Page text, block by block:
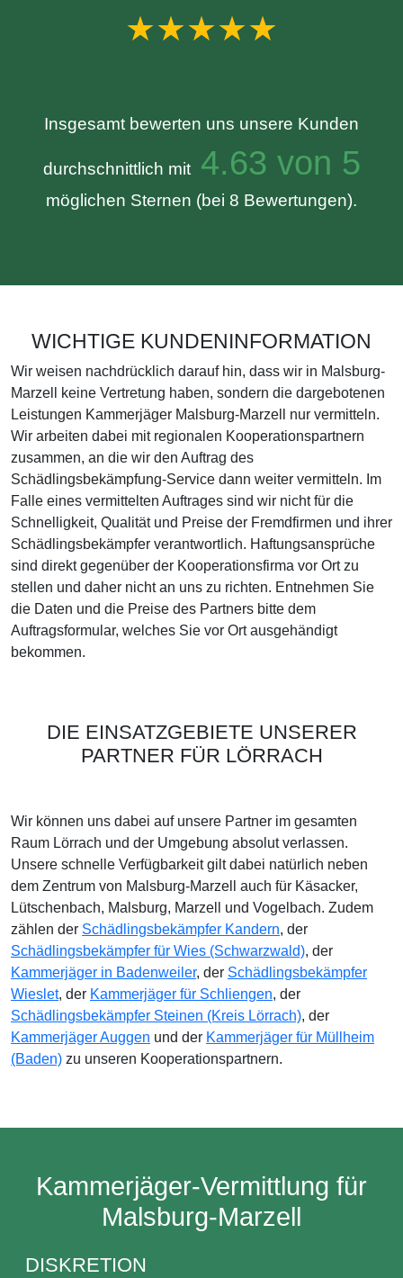
★★★★★
Insgesamt bewerten uns unsere Kunden
durchschnittlich mit4.63 von 5
möglichen Sternen (bei 8 Bewertungen).
WICHTIGE KUNDENINFORMATION
Wir weisen nachdrücklich darauf hin, dass wir in Malsburg-
Marzell keine Vertretung haben, sondern die dargebotenen
Leistungen Kammerjäger Malsburg-Marzell nur vermitteln.
Wir arbeiten dabei mit regionalen Kooperationspartnern
zusammen, an die wir den Auftrag des
Schädlingsbekämpfung-Service dann weiter vermitteln. Im
Falle eines vermittelten Auftrages sind wir nicht für die
Schnelligkeit, Qualität und Preise der Fremdfirmen und ihrer
Schädlingsbekämpfer verantwortlich. Haftungsansprüche
sind direkt gegenüber der Kooperationsfirma vor Ort zu
stellen und daher nicht an uns zu richten. Entnehmen Sie
die Daten und die Preise des Partners bitte dem
Auftragsformular, welches Sie vor Ort ausgehändigt
bekommen.
DIE EINSATZGEBIETE UNSERER
PARTNER FÜR LÖRRACH
Wir können uns dabei auf unsere Partner im gesamten
Raum Lörrach und der Umgebung absolut verlassen.
Unsere schnelle Verfügbarkeit gilt dabei natürlich neben
dem Zentrum von Malsburg-Marzell auch für Käsacker,
Lütschenbach, Malsburg, Marzell und Vogelbach. Zudem
zählen der Schädlingsbekämpfer Kandern, der
Schädlingsbekämpfer für Wies (Schwarzwald), der
Kammerjäger in Badenweiler, der Schädlingsbekämpfer
Wieslet, der Kammerjäger für Schliengen, der
Schädlingsbekämpfer Steinen (Kreis Lörrach), der
Kammerjäger Auggen und der Kammerjäger für Müllheim
(Baden) zu unseren Kooperationspartnern.
Kammerjäger-Vermittlung für
Malsburg-Marzell
DISKRETION